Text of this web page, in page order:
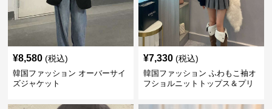
¥8,580 (税込)
韓国ファッション オーバーサイ
ズジャケット
¥7,330 (税込)
韓国ファッション ふわもこ袖オ
フショルニットトップス＆プリ